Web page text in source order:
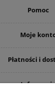
Pomoc
Moje
Płatności i